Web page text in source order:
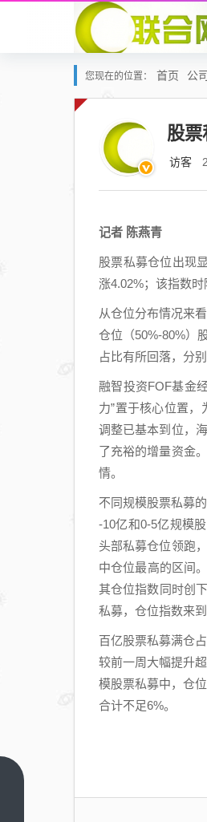
您现在的位置： 首页 公
股票
访客
记者 陈燕青
股票私募仓位出现
涨4.02%；该指数
从仓位分布情况来
仓位（50%-80%）
占比有所回落，分
融智投资FOF基金
力”置于核心位置
调整已基本到位，
了充裕的增量资金
情。
不同规模股票私募
-10亿和0-5亿规模
头部私募仓位领跑
中仓位最高的区间
其仓位指数同时创
私募，仓位指数来
百亿股票私募满仓
较前一周大幅提升
模股票私募中，仓
合计不足6%。